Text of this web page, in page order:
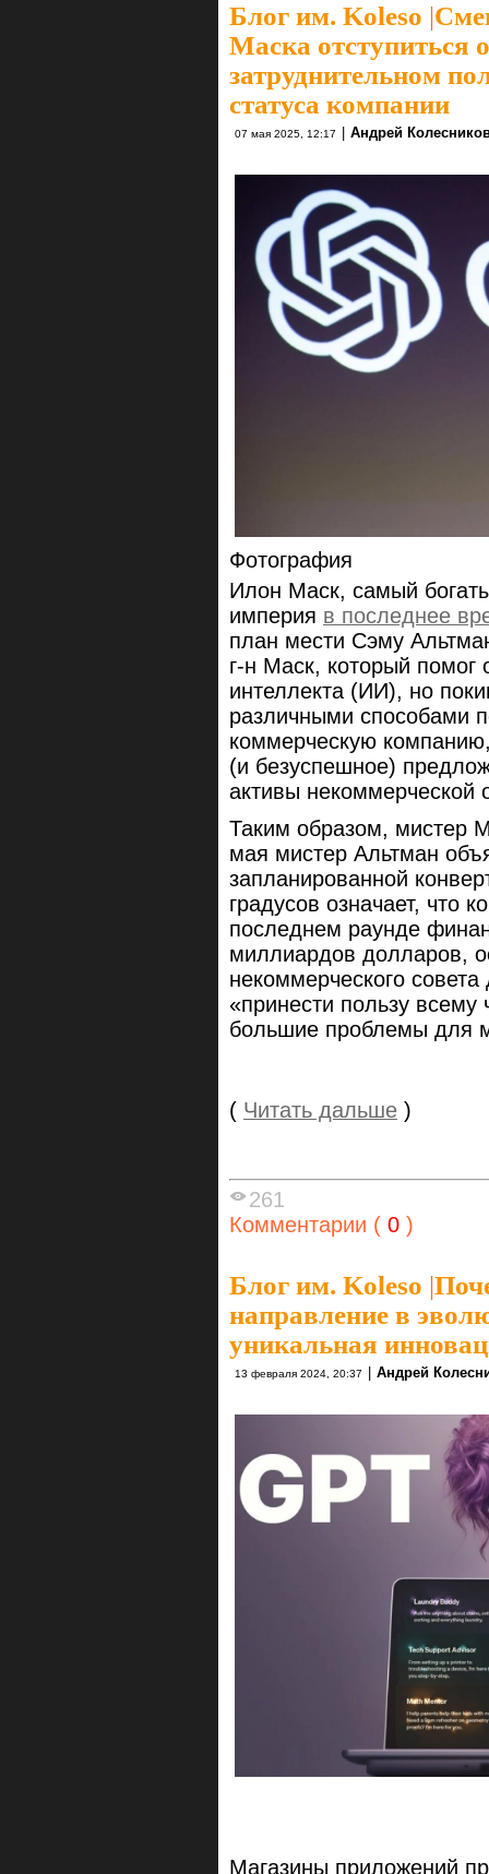
Блог им. Koleso |
Маска отступиться
затруднительном
статуса компании
07 мая 2025, 12:17 Андрей
Фотография
Илон Маск, самый
империя в последнее
план мести Сэму
г-н Маск, который помог
интеллекта (ИИ), но
различными способами
коммерческую
(и безуспешное)
активы некоммерческой
Таким образом, мистер
мая мистер Альтман
запланированной
градусов означает, что
последнем раунде
миллиардов долларов,
некоммерческого
«принести пользу всему
большие проблемы для
( Читать дальше )
261
Комментарии ( 0 )
Блог им. Koleso |
направление в
уникальная
13 февраля 2024, 20:37 Андрей
Магазины приложений